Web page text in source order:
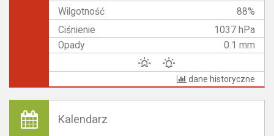
Wilgotność
88%
Ciśnienie
1037 hPa
Opady
0.1 mm
dane historyczne
Kalendarz